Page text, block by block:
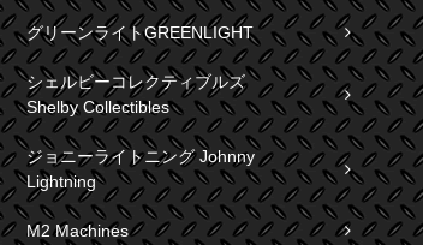
グリーンライトGREENLIGHT
シェルビーコレクティブルズ
Shelby Collectibles
ジョニーライトニング Johnny
Lightning
M2 Machines